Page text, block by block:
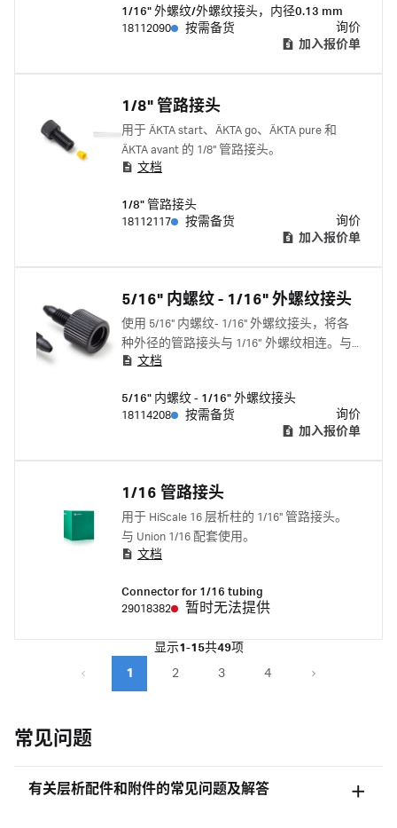
1/16" 外螺纹/外螺纹接头，内径0.13 mm
18112090
按需备货
询价
加入报价单
1/8" 管路接头
用于 ÄKTA start、ÄKTA go、ÄKTA pure 和
ÄKTA avant 的 1/8" 管路接头。
文档
1/8" 管路接头
18112117
按需备货
询价
加入报价单
5/16" 内螺纹 - 1/16" 外螺纹接头
使用 5/16" 内螺纹- 1/16" 外螺纹接头，将各
种外径的管路接头与 1/16” 外螺纹相连。与
ÄKTA start、ÄKTA go、ÄKTA pure 和 ÄKTA
文档
5/16" 内螺纹 - 1/16" 外螺纹接头
18114208
按需备货
询价
加入报价单
1/16 管路接头
用于 HiScale 16 层析柱的 1/16" 管路接头。
与 Union 1/16 配套使用。
文档
Connector for 1/16 tubing
29018382
暂时无法提供
显示1-15共49项
1 2 3 4
常见问题
有关层析配件和附件的常见问题及解答